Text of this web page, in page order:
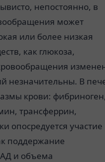
непостоянно, в
может
или более низкая
как глюкоза,
незначительны. В
крови:
трансферрин,
опосредуется участие
поддержание
АД и объема